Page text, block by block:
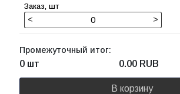
< >
Промежуточный итог:
0 шт 0.00 RUB
В корзину